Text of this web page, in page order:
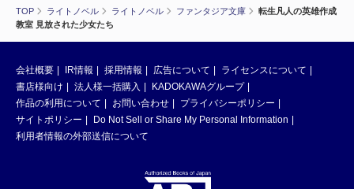
TOP ライトノベル ライトノベル ファンタジア文庫
転生凡人の英雄作成
教室 見放された少女たち
会社概要 IR情報 採用情報 広告について
ライセンスについて
書店様向け
法人様一括購入
KADOKAWAグループ
作品の利用について
お問い合わせ
プライバシーポリシー
サイトポリシー
Do Not Sell or Share My Personal Information
利用者情報の外部送信について